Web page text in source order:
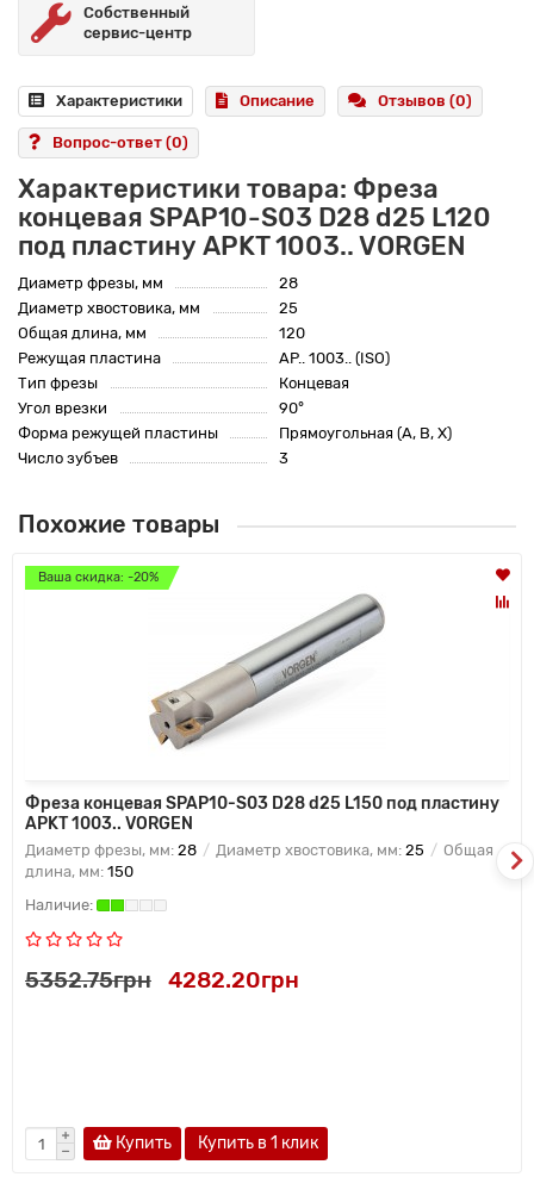
Собственный
сервис-центр
Характеристики Описание Отзывов (0)
Вопрос-ответ (0)
Характеристики товара: Фреза
концевая SPAP10-S03 D28 d25 L120
под пластину APKT 1003.. VORGEN
Диаметр фрезы, мм
28
Диаметр хвостовика, мм
25
Общая длина, мм
120
Режущая пластина
AP.. 1003.. (ISO)
Тип фрезы
Концевая
Угол врезки
90°
Форма режущей пластины
Прямоугольная (A, B, X)
Число зубъев
3
Похожие товары
Ваша скидка: -20%
Фреза концевая SPAP10-S03 D28 d25 L150 под пластину
APKT 1003.. VORGEN
Диаметр фрезы, мм: 28 Диаметр хвостовика, мм: 25
Общая
длина, мм: 150
5352.75грн 4282.20грн
Купить Купить в 1 клик